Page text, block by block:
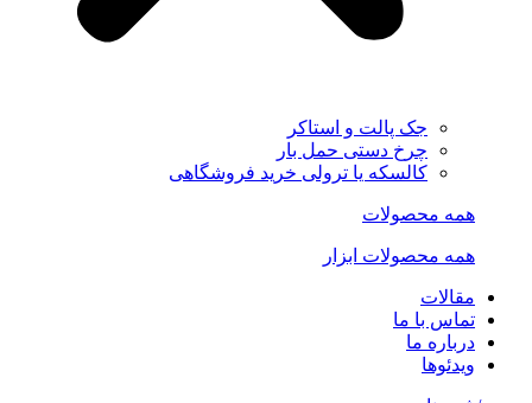
جک پالت و استاکر
چرخ دستی حمل بار
کالسکه یا ترولی خرید فروشگاهی
همه محصولات
همه محصولات ابزار
مقالات
تماس با ما
درباره ما
ویدئوها